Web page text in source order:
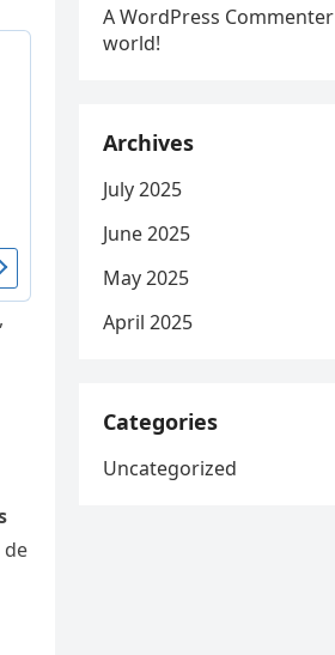
A WordPress Commenter
world!
Archives
July 2025
June 2025
May 2025
April 2025
Categories
Uncategorized